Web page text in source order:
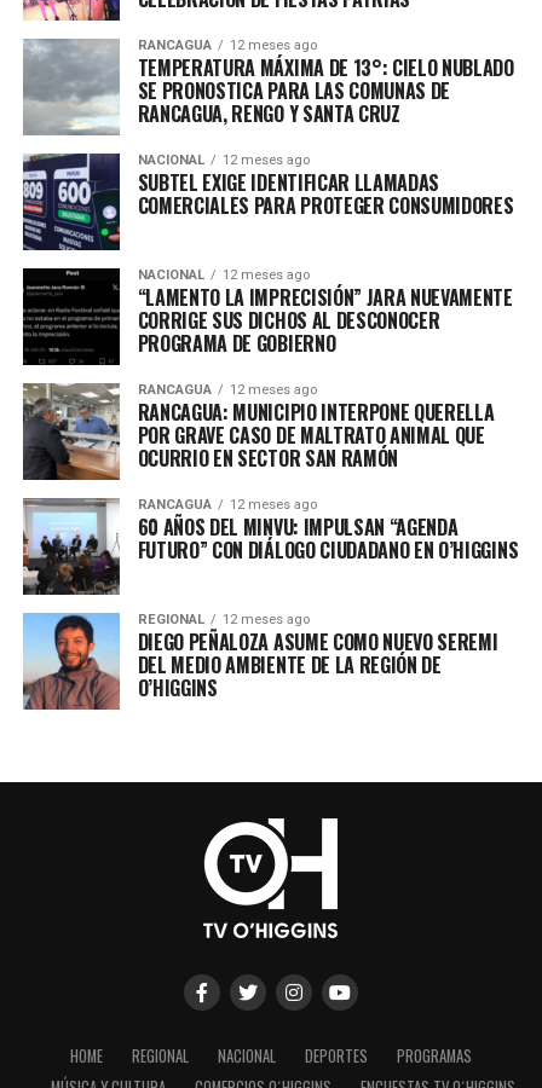
RANCAGUA 12 meses ago
TEMPERATURA MÁXIMA DE 13°: CIELO NUBLADO
SE PRONOSTICA PARA LAS COMUNAS DE
RANCAGUA, RENGO Y SANTA CRUZ
NACIONAL 12 meses ago
SUBTEL EXIGE IDENTIFICAR LLAMADAS
COMERCIALES PARA PROTEGER CONSUMIDORES
NACIONAL 12 meses ago
“LAMENTO LA IMPRECISIÓN” JARA NUEVAMENTE
CORRIGE SUS DICHOS AL DESCONOCER
PROGRAMA DE GOBIERNO
RANCAGUA 12 meses ago
RANCAGUA: MUNICIPIO INTERPONE QUERELLA
POR GRAVE CASO DE MALTRATO ANIMAL QUE
OCURRIO EN SECTOR SAN RAMÓN
RANCAGUA 12 meses ago
60 AÑOS DEL MINVU: IMPULSAN “AGENDA
FUTURO” CON DIÁLOGO CIUDADANO EN O’HIGGINS
REGIONAL 12 meses ago
DIEGO PEÑALOZA ASUME COMO NUEVO SEREMI
DEL MEDIO AMBIENTE DE LA REGIÓN DE
O’HIGGINS
HOME REGIONAL NACIONAL DEPORTES
PROGRAMAS